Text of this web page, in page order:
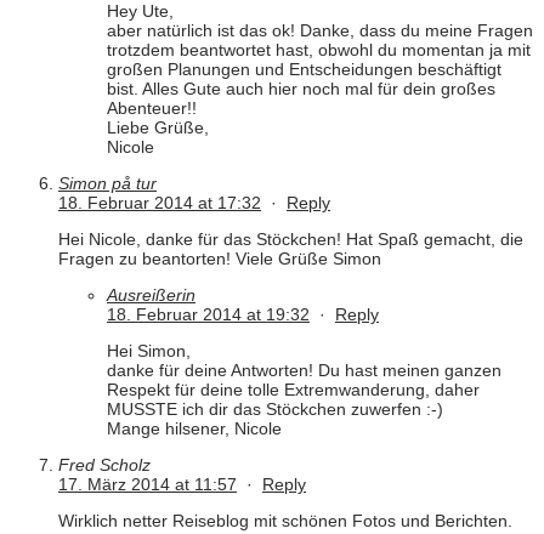
Hey Ute,
aber natürlich ist das ok! Danke, dass du meine Fragen
trotzdem beantwortet hast, obwohl du momentan ja mit
großen Planungen und Entscheidungen beschäftigt
bist. Alles Gute auch hier noch mal für dein großes
Abenteuer!!
Liebe Grüße,
Nicole
Simon på tur
18. Februar 2014 at 17:32 · Reply
Hei Nicole, danke für das Stöckchen! Hat Spaß gemacht, die
Fragen zu beantorten! Viele Grüße Simon
Ausreißerin
18. Februar 2014 at 19:32 · Reply
Hei Simon,
danke für deine Antworten! Du hast meinen ganzen
Respekt für deine tolle Extremwanderung, daher
MUSSTE ich dir das Stöckchen zuwerfen :-)
Mange hilsener, Nicole
Fred Scholz
17. März 2014 at 11:57 · Reply
Wirklich netter Reiseblog mit schönen Fotos und Berichten.